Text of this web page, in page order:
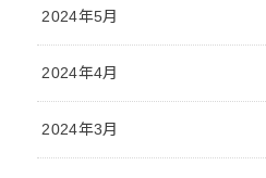
2024年5月
2024年4月
2024年3月